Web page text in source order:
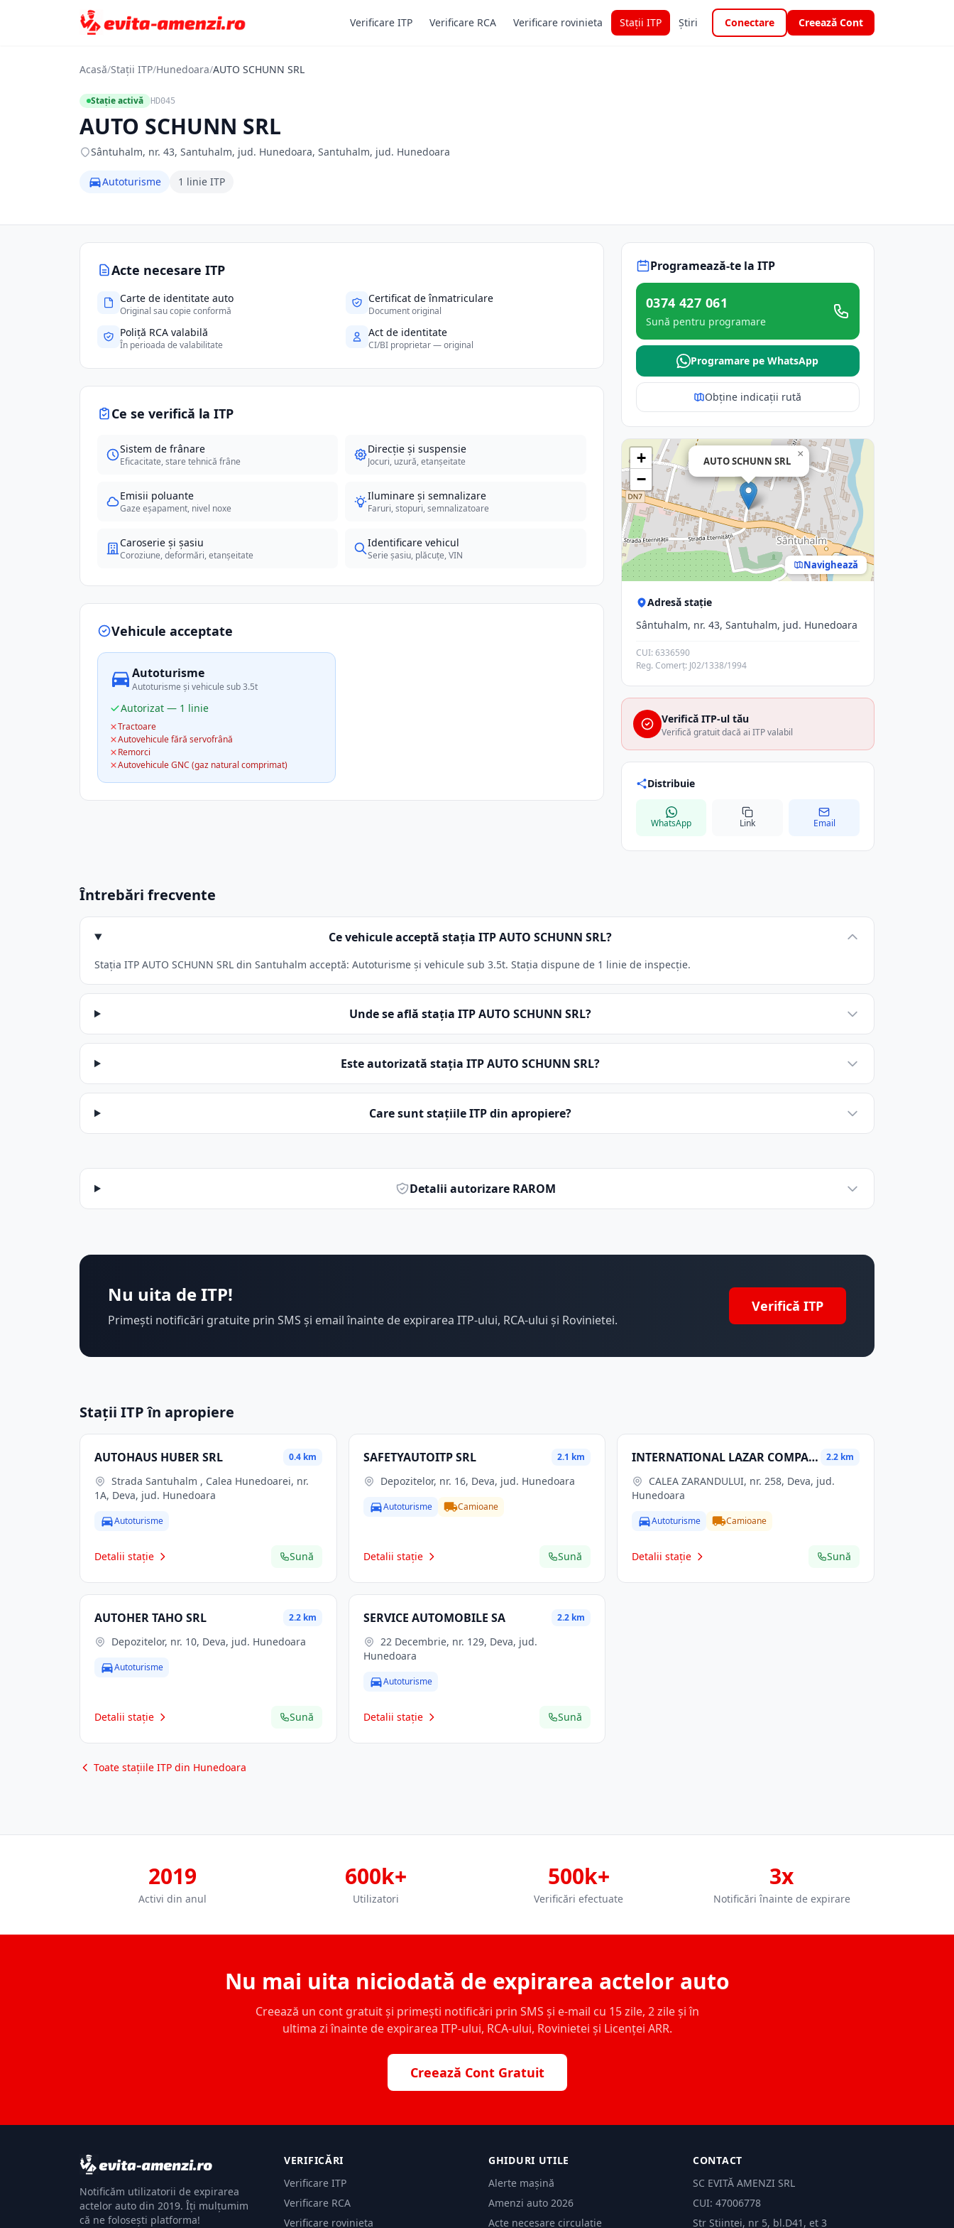
Verificare ITP Verificare RCA Verificare rovinieta Stații ITP Știri Conectare Creează Cont
Acasă/Stații ITP/Hunedoara/AUTO SCHUNN SRL
Stație activă HD045
AUTO SCHUNN SRL
Sântuhalm, nr. 43, Santuhalm, jud. Hunedoara, Santuhalm, jud. Hunedoara
Autoturisme 1 linie ITP
Acte necesare ITP
Carte de identitate auto
Original sau copie conformă
Certificat de înmatriculare
Document original
Poliță RCA valabilă
În perioada de valabilitate
Act de identitate
CI/BI proprietar — original
Ce se verifică la ITP
Sistem de frânare
Eficacitate, stare tehnică frâne
Direcție și suspensie
Jocuri, uzură, etanșeitate
Emisii poluante
Gaze eșapament, nivel noxe
Iluminare și semnalizare
Faruri, stopuri, semnalizatoare
Caroserie și șasiu
Coroziune, deformări, etanșeitate
Identificare vehicul
Serie șasiu, plăcuțe, VIN
Vehicule acceptate
Autoturisme
Autoturisme și vehicule sub 3.5t
Autorizat — 1 linie
Tractoare
Autovehicule fără servofrână
Remorci
Autovehicule GNC (gaz natural comprimat)
Programează-te la ITP
0374 427 061
Sună pentru programare
Programare pe WhatsApp
Obține indicații rută
AUTO SCHUNN SRL
×
+
−
Navighează
Adresă stație
Sântuhalm, nr. 43, Santuhalm, jud. Hunedoara
CUI: 6336590
Reg. Comerț: J02/1338/1994
Verifică ITP-ul tău
Verifică gratuit dacă ai ITP valabil
Distribuie
WhatsApp Link Email
Întrebări frecvente
Ce vehicule acceptă stația ITP AUTO SCHUNN SRL?
Stația ITP AUTO SCHUNN SRL din Santuhalm acceptă: Autoturisme și vehicule sub 3.5t. Stația dispune de 1 linie de inspecție.
Unde se află stația ITP AUTO SCHUNN SRL?
Este autorizată stația ITP AUTO SCHUNN SRL?
Care sunt stațiile ITP din apropiere?
Detalii autorizare RAROM
Nu uita de ITP!
Primești notificări gratuite prin SMS și email înainte de expirarea ITP-ului, RCA-ului și Rovinietei.
Verifică ITP
Stații ITP în apropiere
AUTOHAUS HUBER SRL 0.4 km
1A, Deva, jud. Hunedoara
Autoturisme
Detalii stație Sună
SAFETYAUTOITP SRL 2.1 km
Depozitelor, nr. 16, Deva, jud. Hunedoara
Autoturisme Camioane
Detalii stație Sună
INTERNATIONAL LAZAR COMPANY SRL 2.2 km
Hunedoara
Autoturisme Camioane
Detalii stație Sună
AUTOHER TAHO SRL 2.2 km
Depozitelor, nr. 10, Deva, jud. Hunedoara
Autoturisme
Detalii stație Sună
SERVICE AUTOMOBILE SA 2.2 km
Hunedoara
Autoturisme
Detalii stație Sună
Toate stațiile ITP din Hunedoara
2019
Activi din anul
600k+
Utilizatori
500k+
Verificări efectuate
3x
Notificări înainte de expirare
Nu mai uita niciodată de expirarea actelor auto
Creează un cont gratuit și primești notificări prin SMS și e-mail cu 15 zile, 2 zile și în
ultima zi înainte de expirarea ITP-ului, RCA-ului, Rovinietei și Licenței ARR.
Creează Cont Gratuit
Notificăm utilizatorii de expirarea
actelor auto din 2019. Îți mulțumim
că ne folosești platforma!
VERIFICĂRI
Verificare ITP
Verificare RCA
Verificare rovinieta
GHIDURI UTILE
Alerte mașină
Amenzi auto 2026
Acte necesare circulație
CONTACT
SC EVITĂ AMENZI SRL
CUI: 47006778
Str Științei, nr 5, bl.D41, et 3